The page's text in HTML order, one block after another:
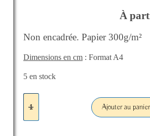
À
Non encadrée. Papier 300g/m²
Dimensions en cm : Format A4
5 en stock
Ajouter au panier